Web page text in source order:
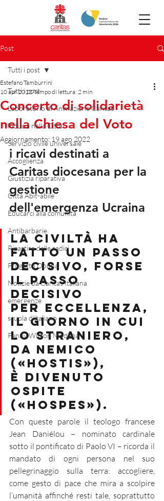
Post
Tutti i post
Laboratorio di Animazione Caritas
Fiducia nella Città
Servizio civile universale
Accoglienza
Giustizia riparativa
Città Abit-abile
Educarci alla comunità
Antibarbarie
Ripartire dalle radici
Progetto Donna
Notizie da Caritas Italiana
emergenze
scuola d'italiano
Penny Wirton Modena
Tutti i post
Concerto di solidarietà
nella Chiesa del Voto
Estefano Tamburrini
10 apr 2022Tempo di lettura: 2 min
Aggiornamento: 19 ago 2022
i ricavi destinati a
Caritas diocesana per la
gestione
dell'emergenza Ucraina
La civiltà ha
fatto un passo
decisivo, forse
il passo
decisivo
per eccellenza,
il giorno in cui
lo straniero,
da nemico
(«hostis»),
è divenuto
ospite
(«hospes»).
Con queste parole il teologo francese
Jean Daniélou – nominato cardinale
sotto il pontificato di Paolo VI – ricorda il
mandato di ogni persona nel suo
pellegrinaggio sulla terra: accogliere,
come gesto di pace che mira a scolpire
l’umanità affinché resti tale, soprattutto